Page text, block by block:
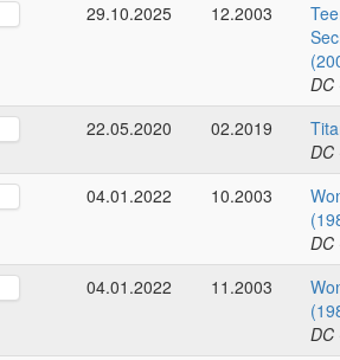
29.10.2025
12.2003
DC
22.05.2020
02.2019
DC
04.01.2022
10.2003
DC
04.01.2022
11.2003
DC